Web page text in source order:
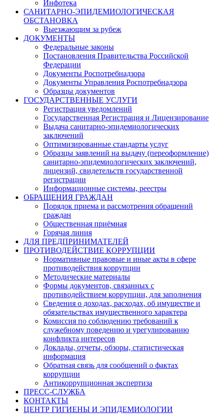
Инфотека
САНИТАРНО-ЭПИДЕМИОЛОГИЧЕСКАЯ
ОБСТАНОВКА
Выезжающим за рубеж
ДОКУМЕНТЫ
Федеральные законы
Постановления Правительства Российской
Федерации
Документы Роспотребнадзора
Документы Управления Роспотребнадзора
Образцы документов
ГОСУДАРСТВЕННЫЕ УСЛУГИ
Регистрация уведомлений
Государственная Регистрация и Лицензирование
Выдача санитарно-эпидемиологических
заключений
Оптимизированные стандарты услуг
Образцы заявлений на выдачу (переоформление)
санитарно-эпидемиологических заключений,
лицензий, свидетельств государственной
регистрации
Информационные системы, реестры
ОБРАЩЕНИЯ ГРАЖДАН
Порядок приема и рассмотрения обращений
граждан
Общественная приёмная
Горячая линия
ДЛЯ ПРЕДПРИНИМАТЕЛЕЙ
ПРОТИВОДЕЙСТВИЕ КОРРУПЦИИ
Нормативные правовые и иные акты в сфере
противодействия коррупции
Методические материалы
Формы документов, связанных с
противодействием коррупции, для заполнения
Сведения о доходах, расходах, об имуществе и
обязательствах имущественного характера
Комиссия по соблюдению требований к
служебному поведению и урегулированию
конфликта интересов
Доклады, отчеты, обзоры, статистическая
информация
Обратная связь для сообщений о фактах
коррупции
Антикоррупционная экспертиза
ПРЕСС-СЛУЖБА
КОНТАКТЫ
ЦЕНТР ГИГИЕНЫ И ЭПИДЕМИОЛОГИИ